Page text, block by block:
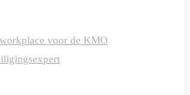
voor de KMO